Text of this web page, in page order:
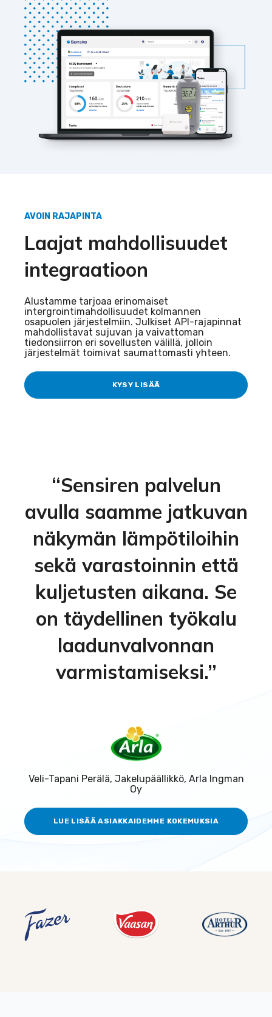
AVOIN RAJAPINTA
Laajat mahdollisuudet
integraatioon
Alustamme tarjoaa erinomaiset
intergrointimahdollisuudet kolmannen
osapuolen järjestelmiin. Julkiset API-rajapinnat
mahdollistavat sujuvan ja vaivattoman
tiedonsiirron eri sovellusten välillä, jolloin
järjestelmät toimivat saumattomasti yhteen.
KYSY LISÄÄ
“Sensiren palvelun
avulla saamme jatkuvan
näkymän lämpötiloihin
sekä varastoinnin että
kuljetusten aikana. Se
on täydellinen työkalu
laadunvalvonnan
varmistamiseksi.”
Veli-Tapani Perälä, Jakelupäällikkö, Arla Ingman
Oy
LUE LISÄÄ ASIAKKAIDEMME KOKEMUKSIA